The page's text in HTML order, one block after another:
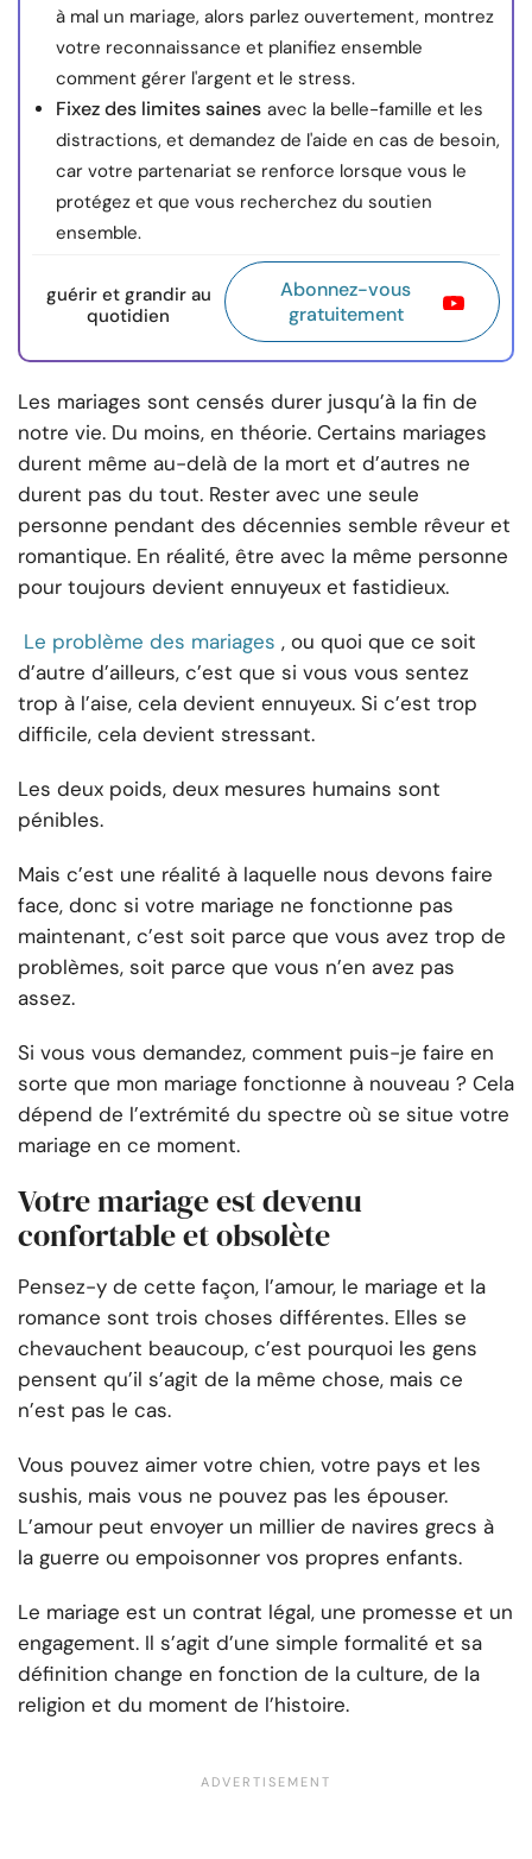
à mal un mariage, alors parlez ouvertement, montrez
votre reconnaissance et planifiez ensemble
comment gérer l'argent et le stress.
Fixez des limites saines avec la belle-famille et les
distractions, et demandez de l'aide en cas de besoin,
car votre partenariat se renforce lorsque vous le
protégez et que vous recherchez du soutien
ensemble.
guérir et grandir au
quotidien
Abonnez-vous
gratuitement
Les mariages sont censés durer jusqu’à la fin de
notre vie. Du moins, en théorie. Certains mariages
durent même au-delà de la mort et d’autres ne
durent pas du tout. Rester avec une seule
personne pendant des décennies semble rêveur et
romantique. En réalité, être avec la même personne
pour toujours devient ennuyeux et fastidieux.
Le problème des mariages , ou quoi que ce soit
d’autre d’ailleurs, c’est que si vous vous sentez
trop à l’aise, cela devient ennuyeux. Si c’est trop
difficile, cela devient stressant.
Les deux poids, deux mesures humains sont
pénibles.
Mais c’est une réalité à laquelle nous devons faire
face, donc si votre mariage ne fonctionne pas
maintenant, c’est soit parce que vous avez trop de
problèmes, soit parce que vous n’en avez pas
assez.
Si vous vous demandez, comment puis-je faire en
sorte que mon mariage fonctionne à nouveau ? Cela
dépend de l’extrémité du spectre où se situe votre
mariage en ce moment.
Votre mariage est devenu
confortable et obsolète
Pensez-y de cette façon, l’amour, le mariage et la
romance sont trois choses différentes. Elles se
chevauchent beaucoup, c’est pourquoi les gens
pensent qu’il s’agit de la même chose, mais ce
n’est pas le cas.
Vous pouvez aimer votre chien, votre pays et les
sushis, mais vous ne pouvez pas les épouser.
L’amour peut envoyer un millier de navires grecs à
la guerre ou empoisonner vos propres enfants.
Le mariage est un contrat légal, une promesse et un
engagement. Il s’agit d’une simple formalité et sa
définition change en fonction de la culture, de la
religion et du moment de l’histoire.